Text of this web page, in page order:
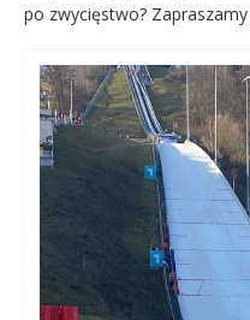
po zwycięstwo?